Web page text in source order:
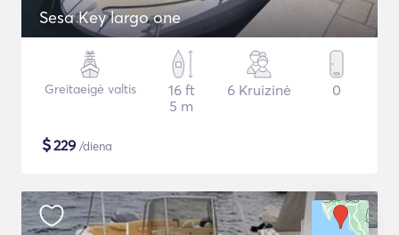
Sesa Key largo one
Greitaeigė valtis
16 ft
5 m
6 Kruizinė 0
$229 /diena